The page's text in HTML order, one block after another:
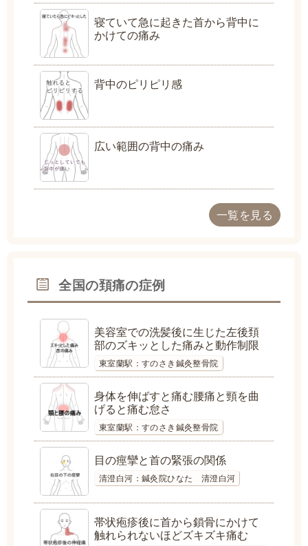
寝ていて急に起きた首から背中に
かけての痛み
背中のピリピリ感
広い範囲の背中の痛み
一覧を見る
全国の頚痛の症例
美容室での洗髪後に生じた左後頚
部のズキッとした痛みと動作制限
東室蘭駅：すのさき鍼灸整骨院
身体を伸ばすと痛む腰痛と頸を曲
げると痛む怠さ
東室蘭駅：すのさき鍼灸整骨院
目の痙攣と首の緊張の関係
清澄白河：鍼灸院ひなた 清澄白河
帯状疱疹後に首から鎖骨にかけて
触れられないほどズキズキ痛む